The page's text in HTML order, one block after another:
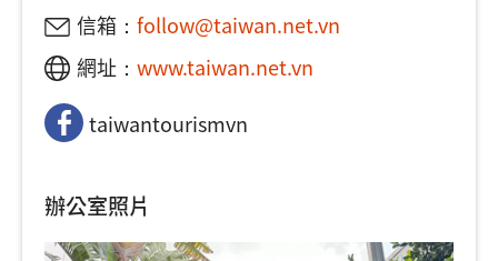
信箱： follow@taiwan.net.vn
網址： www.taiwan.net.vn
taiwantourismvn
辦公室照片